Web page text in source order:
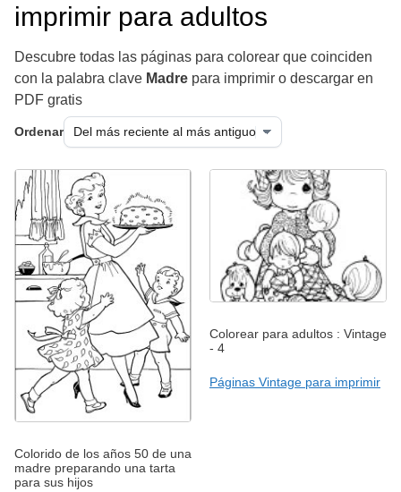
imprimir para adultos
Descubre todas las páginas para colorear que coinciden
con la palabra clave Madre para imprimir o descargar en
PDF gratis
Ordenar
Colorido de los años 50 de una
madre preparando una tarta
para sus hijos
Colorear para adultos : Vintage
- 4
Páginas Vintage para imprimir